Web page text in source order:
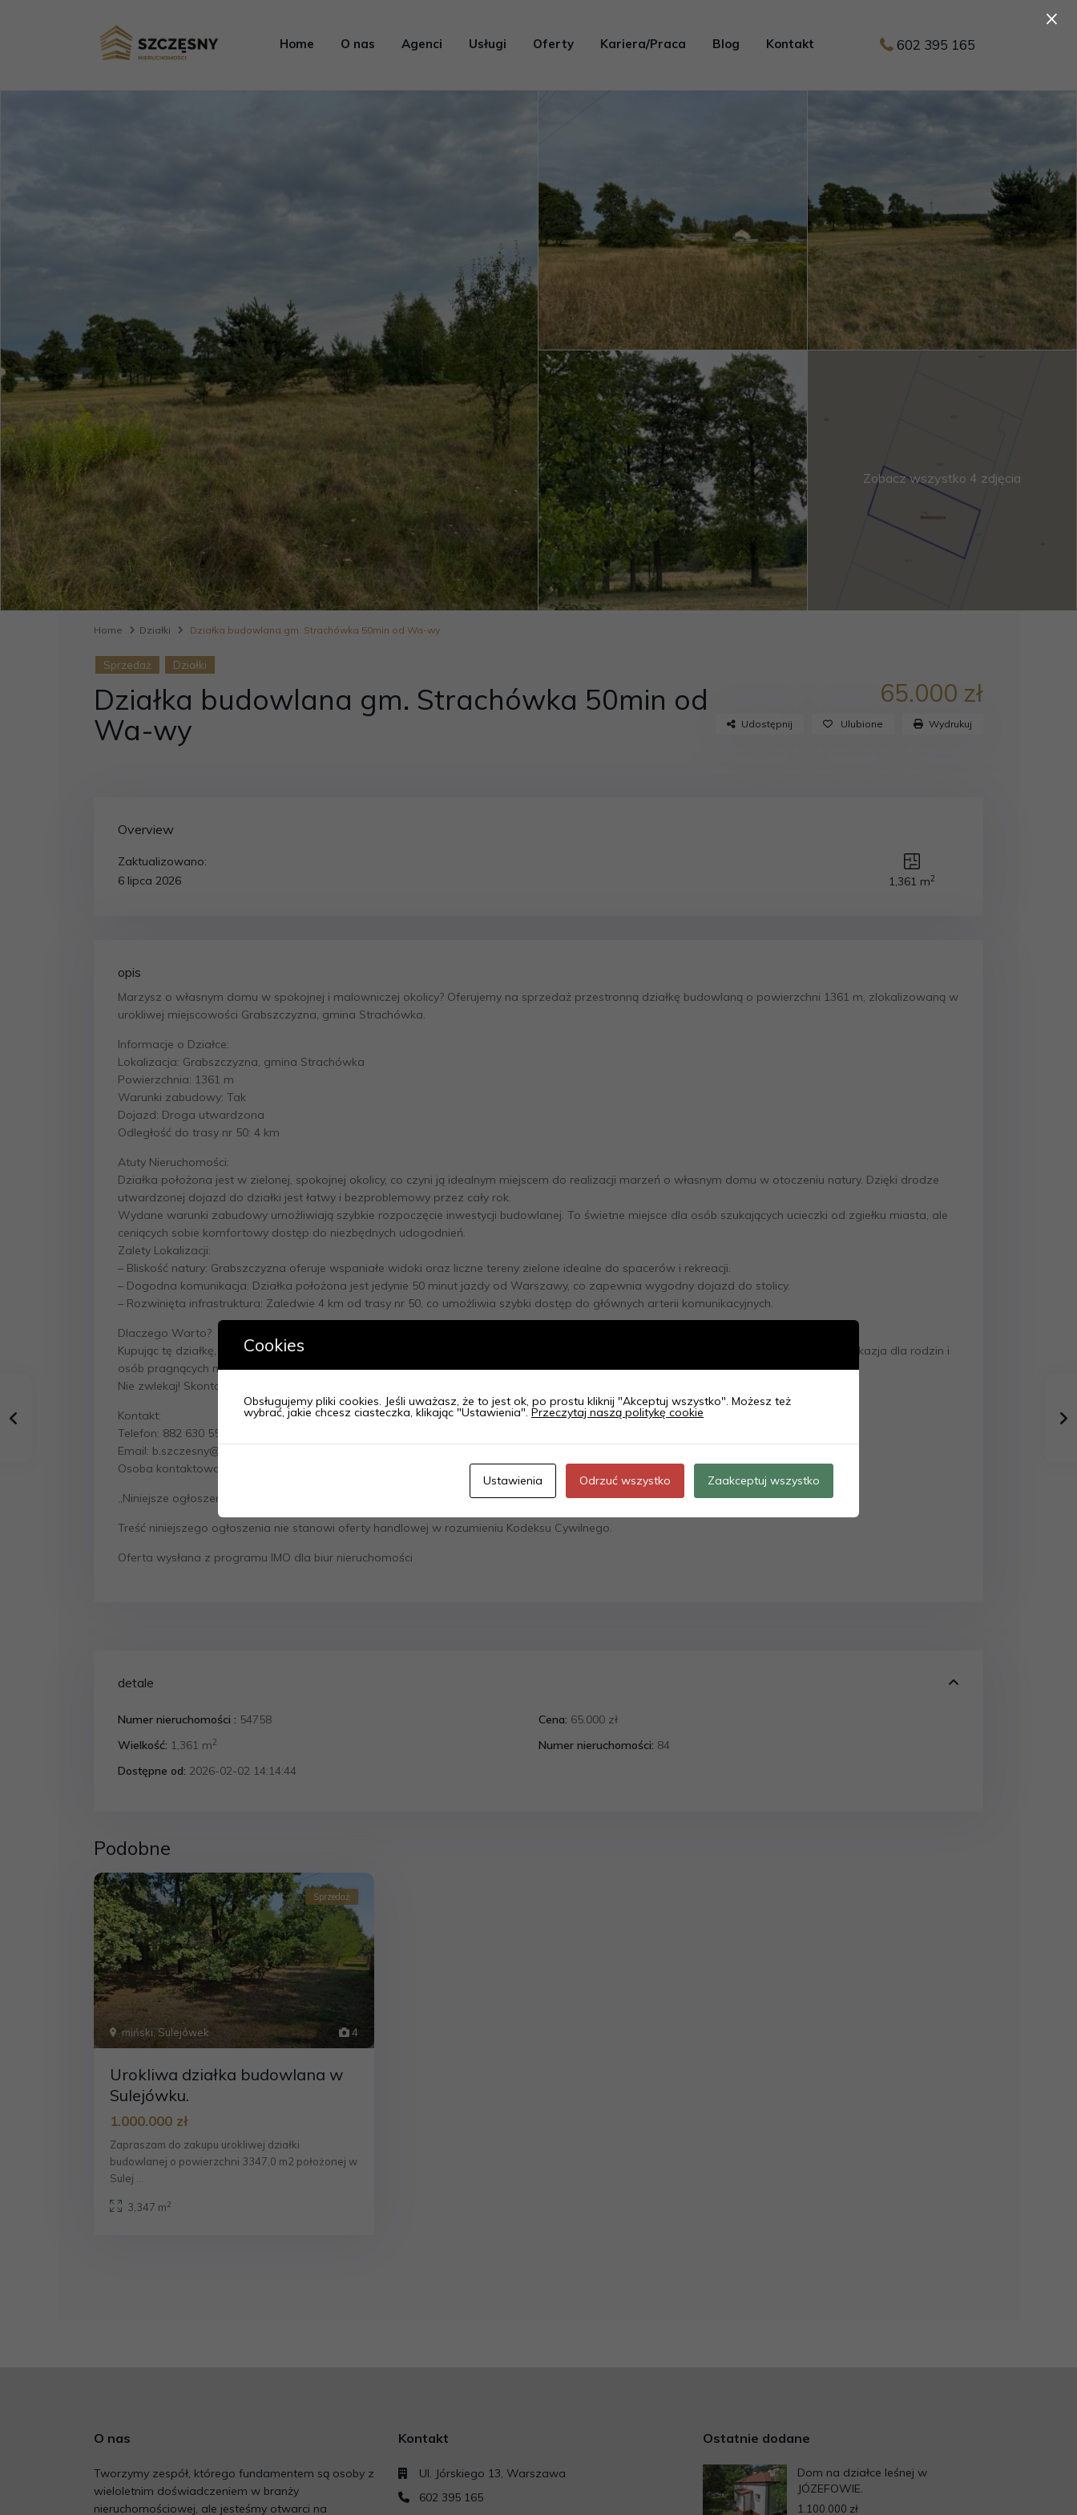
Home O nas Agenci Usługi Oferty Kariera/Praca Blog Kontakt 602 395 165
Zobacz wszystko 4 zdjęcia
Home Działki Działka budowlana gm. Strachówka 50min od Wa-wy
Sprzedaż Działki
Działka budowlana gm. Strachówka 50min od
Wa-wy
65.000 zł
Udostępnij Ulubione Wydrukuj
Overview
Zaktualizowano:
6 lipca 2026
1,361 m2
opis
Marzysz o własnym domu w spokojnej i malowniczej okolicy? Oferujemy na sprzedaż przestronną działkę budowlaną o powierzchni 1361 m, zlokalizowaną w
urokliwej miejscowości Grabszczyzna, gmina Strachówka.
Informacje o Działce:
Lokalizacja: Grabszczyzna, gmina Strachówka
Powierzchnia: 1361 m
Warunki zabudowy: Tak
Dojazd: Droga utwardzona
Odległość do trasy nr 50: 4 km
Atuty Nieruchomości:
Działka położona jest w zielonej, spokojnej okolicy, co czyni ją idealnym miejscem do realizacji marzeń o własnym domu w otoczeniu natury. Dzięki drodze
utwardzonej dojazd do działki jest łatwy i bezproblemowy przez cały rok.
Wydane warunki zabudowy umożliwiają szybkie rozpoczęcie inwestycji budowlanej. To świetne miejsce dla osób szukających ucieczki od zgiełku miasta, ale
ceniących sobie komfortowy dostęp do niezbędnych udogodnień.
Zalety Lokalizacji:
– Bliskość natury: Grabszczyzna oferuje wspaniałe widoki oraz liczne tereny zielone idealne do spacerów i rekreacji.
– Dogodna komunikacja: Działka położona jest jedynie 50 minut jazdy od Warszawy, co zapewnia wygodny dojazd do stolicy.
– Rozwinięta infrastruktura: Zaledwie 4 km od trasy nr 50, co umożliwia szybki dostęp do głównych arterii komunikacyjnych.
Dlaczego Warto?
Kupując tę działkę, inwestujesz w spokojne życie na łonie natury, z możliwością korzystania z uroków wiejskiego otoczenia. To doskonała okazja dla rodzin i
osób pragnących mieszkać w miejscu, które łączy zalety życia na wsi z dostępem do miejskich udogodnień.
Nie zwlekaj! Skontaktuj się z nami, aby uzyskać więcej informacji i umówić się na obejrzenie działki.
Kontakt:
Telefon: 882 630 553
Email: b.szczesny@szczesnynieruchomosci.com
Osoba kontaktowa: Bartosz Szczęsny
„Niniejsze ogłoszenie ma jedynie charakter informacyjny i nie stanowi oferty handlowej w rozumieniu art. 66 1 Kodeksu cywilnego.”
Treść niniejszego ogłoszenia nie stanowi oferty handlowej w rozumieniu Kodeksu Cywilnego.
Oferta wysłana z programu IMO dla biur nieruchomości
detale
Numer nieruchomości : 54758 Cena: 65.000 zł
Wielkość: 1,361 m2 Numer nieruchomości: 84
Dostępne od: 2026-02-02 14:14:44
Podobne
4
miński Sulejówek
Sprzedaż
Urokliwa działka budowlana w
Sulejówku.
1.000.000 zł
Zapraszam do zakupu urokliwej działki
budowlanej o powierzchni 3347,0 m2 położonej w
Sulej
3,347 m2
O nas
Tworzymy zespół, którego fundamentem są osoby z
wieloletnim doświadczeniem w branży
nieruchomościowej, ale jesteśmy otwarci na
Kontakt
Ul. Jórskiego 13, Warszawa
602 395 165
Ostatnie dodane
Dom na działce leśnej w
JÓZEFOWIE.
1.100.000 zł
×
Cookies
Obsługujemy pliki cookies. Jeśli uważasz, że to jest ok, po prostu kliknij "Akceptuj wszystko". Możesz też
wybrać, jakie chcesz ciasteczka, klikając "Ustawienia". Przeczytaj naszą politykę cookie
Ustawienia Odrzuć wszystko Zaakceptuj wszystko